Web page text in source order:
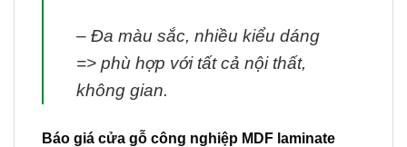
– Đa màu sắc, nhiều kiểu dáng
=> phù hợp với tất cả nội thất,
không gian.
Báo giá cửa gỗ công nghiệp MDF laminate